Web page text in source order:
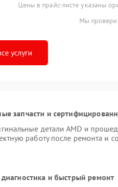
Цены в прайс-листе указаны
Мы
услуги
запчасти и
детали AMD и
работу после ремонта и
диагностика и быстрый ремонт